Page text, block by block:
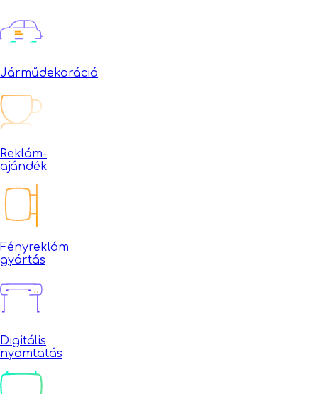
Járműdekoráció
Reklám-
ajándék
Fényreklám
gyártás
Digitális
nyomtatás